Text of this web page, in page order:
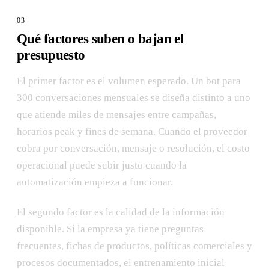
Qué factores suben o bajan el
presupuesto
El primer factor es el volumen esperado. Un bot para
300 conversaciones mensuales se diseña distinto a uno
que atiende miles de mensajes entre campañas,
horarios peak y fines de semana. Cuando el proveedor
cobra por conversación, mensaje o resolución, el costo
operacional puede subir justo cuando la
automatización empieza a funcionar.
El segundo factor es la calidad de la información
disponible. Si la empresa ya tiene preguntas
frecuentes, fichas de productos, políticas comerciales y
procesos documentados, el entrenamiento inicial